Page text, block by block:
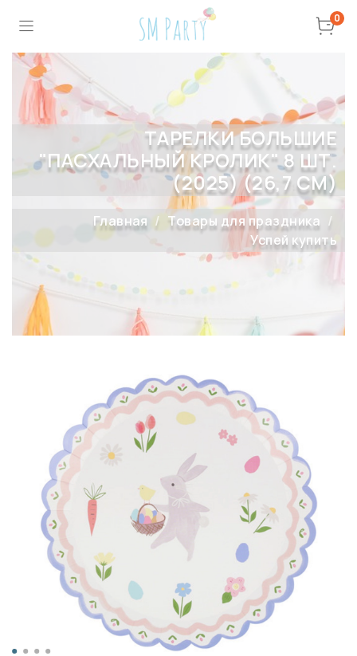
0
ТАРЕЛКИ БОЛЬШИЕ
"ПАСХАЛЬНЫЙ КРОЛИК" 8 ШТ.
(2025) (26,7 СМ)
Главная
Товары для праздника
Успей купить